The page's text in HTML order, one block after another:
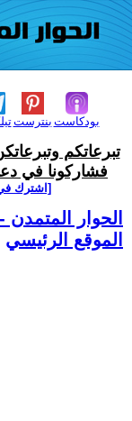
بنترست بودكاست
تبرعاتكم
فشاركونا في
[اشترك في
الحوار المتمدن
الموقع الرئيسي